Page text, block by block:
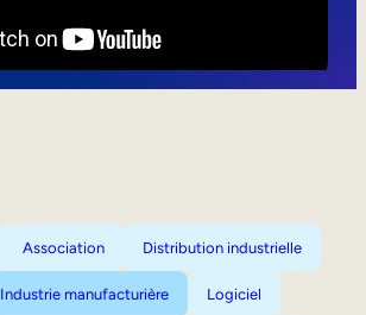
Association Distribution industrielle
Industrie manufacturière Logiciel